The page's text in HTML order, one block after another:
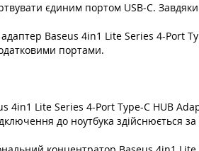
єдиним портом USB-C.
Baseus 4in1 Lite Series 4-Port
портами.
4in1 Lite Series 4-Port Type-C HUB
до ноутбука здійснюється